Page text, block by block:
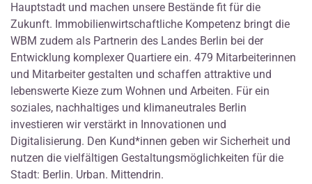
Hauptstadt und machen unsere Bestände fit für die
Zukunft. Immobilienwirtschaftliche Kompetenz bringt die
WBM zudem als Partnerin des Landes Berlin bei der
Entwicklung komplexer Quartiere ein. 479 Mitarbeiterinnen
und Mitarbeiter gestalten und schaffen attraktive und
lebenswerte Kieze zum Wohnen und Arbeiten. Für ein
soziales, nachhaltiges und klimaneutrales Berlin
investieren wir verstärkt in Innovationen und
Digitalisierung. Den Kund*innen geben wir Sicherheit und
nutzen die vielfältigen Gestaltungsmöglichkeiten für die
Stadt: Berlin. Urban. Mittendrin.